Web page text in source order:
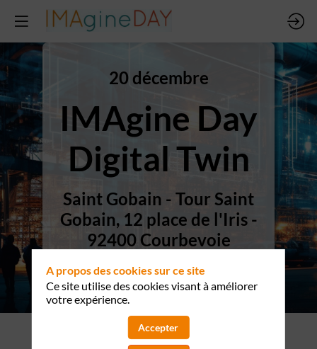
20 décembre
IMAgine Day
Digital Twin
Saint Gobain - Tour Saint
Gobain, 12 place de l'Iris -
92400 Courbevoie
S'inscrire
A propos des cookies sur ce site
Ce site utilise des cookies visant à améliorer
votre expérience.
Accepter